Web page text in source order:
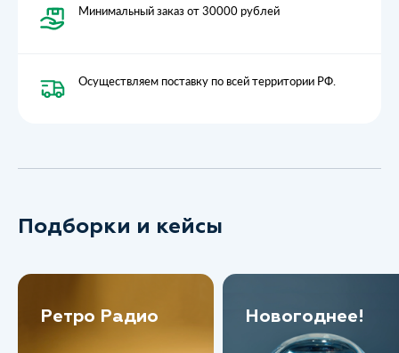
Минимальный заказ от 30000 рублей
Осуществляем поставку по всей территории РФ.
Подборки и кейсы
Ретро Радио Новогоднее!